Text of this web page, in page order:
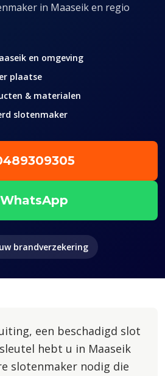
in Maaseik en regio
en omgeving
plaatse
& materialen
slotenmaker
WhatsApp
brandverzekering
een beschadigd slot
hebt u in Maaseik
slotenmaker nodig die